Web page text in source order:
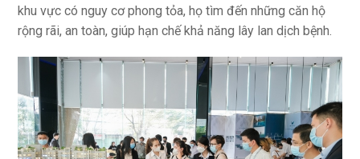
khu vực có nguy cơ phong tỏa, họ tìm đến những căn hộ
rộng rãi, an toàn, giúp hạn chế khả năng lây lan dịch bệnh.